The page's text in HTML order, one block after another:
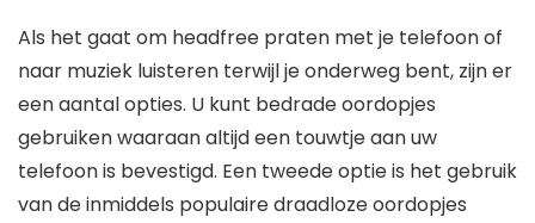
Als het gaat om headfree praten met je telefoon of
naar muziek luisteren terwijl je onderweg bent, zijn er
een aantal opties. U kunt bedrade oordopjes
gebruiken waaraan altijd een touwtje aan uw
telefoon is bevestigd. Een tweede optie is het gebruik
van de inmiddels populaire draadloze oordopjes